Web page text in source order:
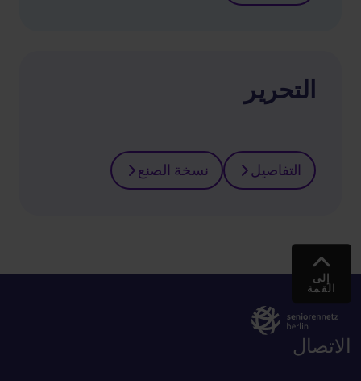
التحرير
التفاصيل نسخة الصنع
إلى
القمة
الاتصال